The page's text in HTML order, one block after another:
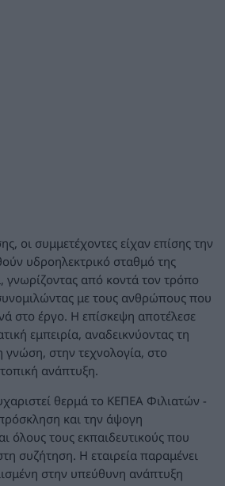
οι συμμετέχοντες είχαν επίσης την
υδροηλεκτρικό σταθμό της
από κοντά τον τρόπο
με τους ανθρώπους που
στο έργο. Η επίσκεψη αποτέλεσε
εμπειρία, αναδεικνύοντας τη
στην τεχνολογία, στο
ανάπτυξη.
θερμά το ΚΕΠΕΑ Φιλιατών -
και την άψογη
όλους τους εκπαιδευτικούς που
συζήτηση. Η εταιρεία παραμένει
στην υπεύθυνη ανάπτυξη